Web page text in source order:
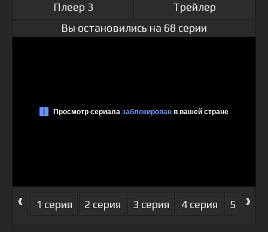
Плеер 3
Трейлер
Вы остановились на 68 серии
‹ 1 серия 2 серия 3 серия 4 серия 5 серия
›